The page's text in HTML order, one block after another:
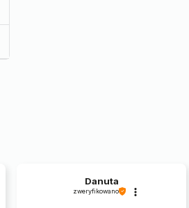
Danuta
zweryfikowano